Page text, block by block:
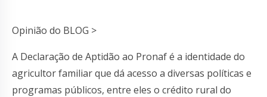
Opinião do BLOG >
A Declaração de Aptidão ao Pronaf é a identidade do
agricultor familiar que dá acesso a diversas políticas e
programas públicos, entre eles o crédito rural do